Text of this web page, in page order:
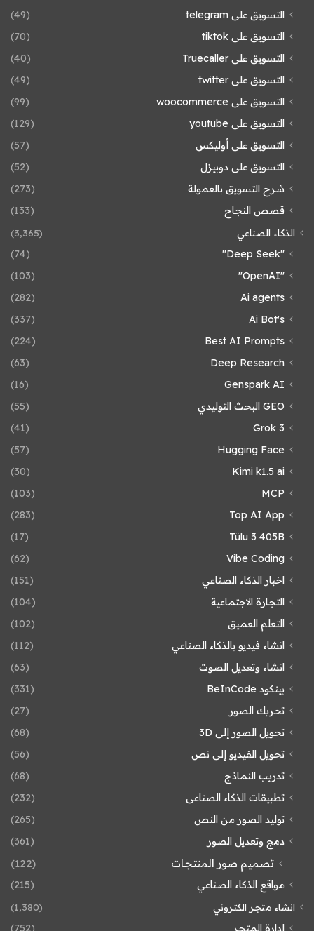
التسويق على telegram
(49)
التسويق على tiktok
(70)
التسويق على Truecaller
(40)
التسويق على twitter
(49)
التسويق على woocommerce
(99)
التسويق على youtube
(129)
التسويق على أوليكس
(57)
التسويق على دوبيزل
(52)
شرح التسويق بالعمولة
(273)
قصص النجاح
(133)
الذكاء الصناعي (3٬365)
"Deep Seek"
(74)
"OpenAI"
(103)
Ai agents
(282)
Ai Bot's
(337)
Best AI Prompts
(224)
Deep Research
(63)
Genspark AI
(16)
GEO البحث التوليدي
(55)
Grok 3
(41)
Hugging Face
(57)
Kimi k1.5 ai
(30)
MCP
(103)
Top AI App
(283)
Tülu 3 405B
(17)
Vibe Coding
(62)
اخبار الذكاء الصناعي
(151)
التجارة الاجتماعية
(104)
التعلم العميق
(102)
انشاء فيديو بالذكاء الصناعي
(112)
انشاء وتعديل الصوت
(63)
بينكود BeInCode
(331)
تحريك الصور
(27)
تحويل الصور إلى 3D
(68)
تحويل الفيديو إلى نص
(56)
تدريب النماذج
(68)
تطبيقات الذكاء الصناعى
(232)
توليد الصور من النص
(265)
دمج وتعديل الصور
(361)
تصميم صور المنتجات (122)
مواقع الذكاء الصناعي (215)
انشاء متجر الكتروني (1٬380)
إدارة المتجر
(752)